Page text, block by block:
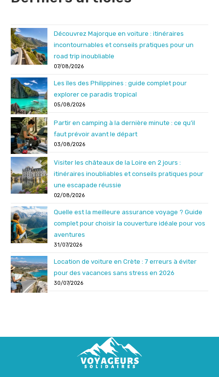
Découvrez Majorque en voiture : itinéraires
incontournables et conseils pratiques pour un
road trip inoubliable
07/08/2026
Les îles des Philippines : guide complet pour
explorer ce paradis tropical
05/08/2026
Partir en camping à la dernière minute : ce qu’il
faut prévoir avant le départ
03/08/2026
Visiter les châteaux de la Loire en 2 jours :
itinéraires inoubliables et conseils pratiques pour
une escapade réussie
02/08/2026
Quelle est la meilleure assurance voyage ? Guide
complet pour choisir la couverture idéale pour vos
aventures
31/07/2026
Location de voiture en Crète : 7 erreurs à éviter
pour des vacances sans stress en 2026
30/07/2026